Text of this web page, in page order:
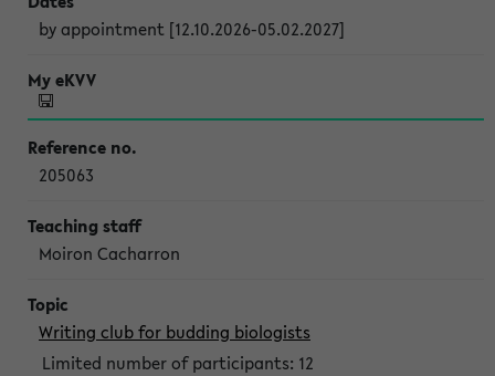
by appointment [12.10.2026-05.02.2027]
205063
Moiron Cacharron
Writing club for budding biologists
Limited number of participants: 12